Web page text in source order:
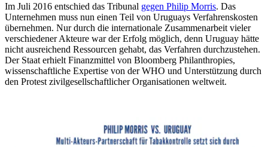
Im Juli 2016 entschied das Tribunal gegen Philip Morris. Das
Unternehmen muss nun einen Teil von Uruguays Verfahrenskosten
übernehmen. Nur durch die internationale Zusammenarbeit vieler
verschiedener Akteure war der Erfolg möglich, denn Uruguay hätte
nicht ausreichend Ressourcen gehabt, das Verfahren durchzustehen.
Der Staat erhielt Finanzmittel von Bloomberg Philanthropies,
wissenschaftliche Expertise von der WHO und Unterstützung durch
den Protest zivilgesellschaftlicher Organisationen weltweit.